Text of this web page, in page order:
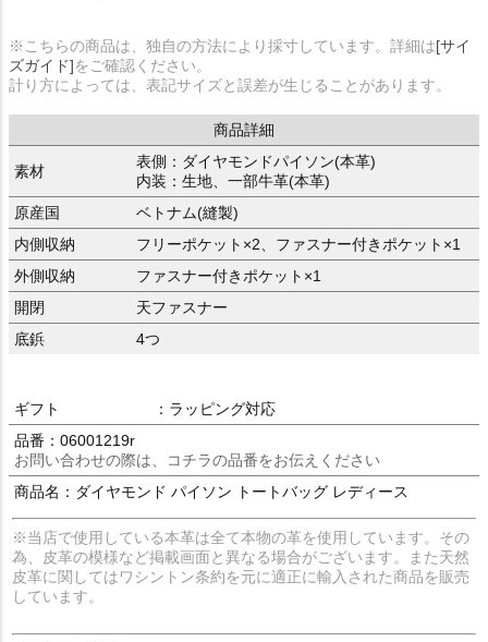
※こちらの商品は、独自の方法により採寸しています。詳細は[サイ
ズガイド]をご確認ください。
計り方によっては、表記サイズと誤差が生じることがあります。
商品詳細
素材
表側：ダイヤモンドパイソン(本革)
内装：生地、一部牛革(本革)
原産国
ベトナム(縫製)
内側収納
フリーポケット×2、ファスナー付きポケット×1
外側収納
ファスナー付きポケット×1
開閉
天ファスナー
底鋲
4つ
ギフト
：ラッピング対応
品番：06001219r
お問い合わせの際は、コチラの品番をお伝えください
商品名：ダイヤモンド パイソン トートバッグ レディース
※当店で使用している本革は全て本物の革を使用しています。その
為、皮革の模様など掲載画面と異なる場合がございます。また天然
皮革に関してはワシントン条約を元に適正に輸入された商品を販売
しています。